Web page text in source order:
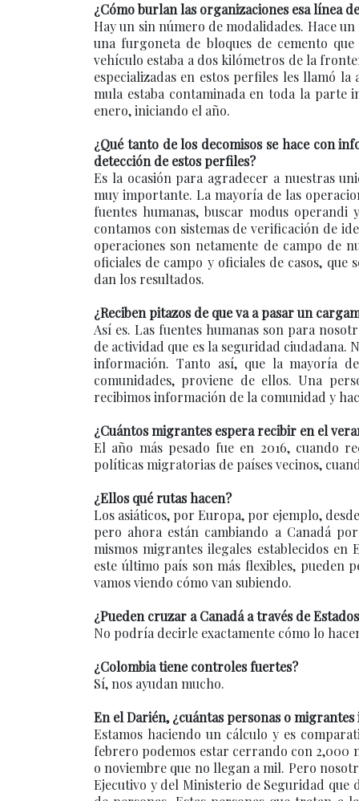
¿Cómo burlan las organizaciones esa línea
Hay un sin número de modalidades. Hace
una furgoneta de bloques de cemento
vehículo estaba a dos kilómetros de la
especializadas en estos perfiles les llamó
mula estaba contaminada en toda la parte
enero, iniciando el año.
¿Qué tanto de los decomisos se hace con
detección de estos perfiles?
Es la ocasión para agradecer a nuestras
muy importante. La mayoría de las
fuentes humanas, buscar modus
contamos con sistemas de verificación de
operaciones son netamente de campo de
oficiales de campo y oficiales de casos,
dan los resultados.
¿Reciben pitazos de que va a pasar un
Así es. Las fuentes humanas son para
de actividad que es la seguridad ciudadana.
información. Tanto así, que la mayoría
comunidades, proviene de ellos. Una
recibimos información de la comunidad y
¿Cuántos migrantes espera recibir en el
El año más pesado fue en 2016, cuando
políticas migratorias de países vecinos,
¿Ellos qué rutas hacen?
Los asiáticos, por Europa, por ejemplo,
pero ahora están cambiando a Canadá
mismos migrantes ilegales establecidos en
este último país son más flexibles, pueden
vamos viendo cómo van subiendo.
¿Pueden cruzar a Canadá a través de
No podría decirle exactamente cómo lo
¿Colombia tiene controles fuertes?
Sí, nos ayudan mucho.
En el Darién, ¿cuántas personas o
Estamos haciendo un cálculo y es
febrero podemos estar cerrando con 2,000
o noviembre que no llegan a mil. Pero
Ejecutivo y del Ministerio de Seguridad que